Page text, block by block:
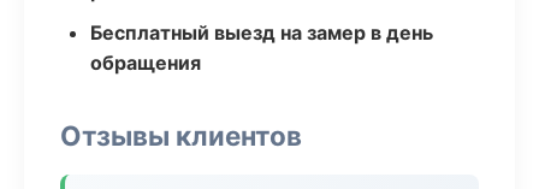
Бесплатный выезд на замер в день
обращения
Отзывы клиентов